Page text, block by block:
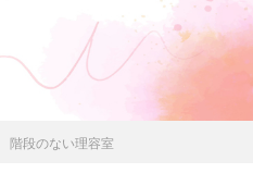
階段のない理容室